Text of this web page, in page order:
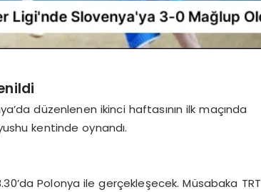
düzenlenen ikinci haftasının ilk maçında
kentinde oynandı.
Polonya ile gerçekleşecek. Müsabaka TRT